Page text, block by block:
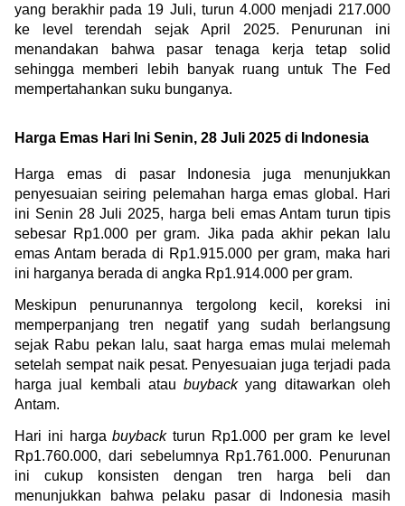
yang berakhir pada 19 Juli, turun 4.000 menjadi 217.000
ke level terendah sejak April 2025. Penurunan ini
menandakan bahwa pasar tenaga kerja tetap solid
sehingga memberi lebih banyak ruang untuk The Fed
mempertahankan suku bunganya.
Harga Emas Hari Ini Senin, 28 Juli 2025 di Indonesia
Harga emas di pasar Indonesia juga menunjukkan
penyesuaian seiring pelemahan harga emas global. Hari
ini Senin 28 Juli 2025, harga beli emas Antam turun tipis
sebesar Rp1.000 per gram. Jika pada akhir pekan lalu
emas Antam berada di Rp1.915.000 per gram, maka hari
ini harganya berada di angka Rp1.914.000 per gram.
Meskipun penurunannya tergolong kecil, koreksi ini
memperpanjang tren negatif yang sudah berlangsung
sejak Rabu pekan lalu, saat harga emas mulai melemah
setelah sempat naik pesat. Penyesuaian juga terjadi pada
harga jual kembali atau buyback yang ditawarkan oleh
Antam.
Hari ini harga buyback turun Rp1.000 per gram ke level
Rp1.760.000, dari sebelumnya Rp1.761.000. Penurunan
ini cukup konsisten dengan tren harga beli dan
menunjukkan bahwa pelaku pasar di Indonesia masih